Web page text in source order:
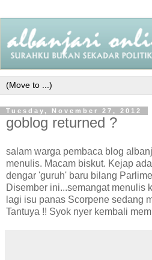
Tuesday, November 27, 2012
goblog returned ?
salam warga pembaca blog
menulis. Macam biskut. Kejap
dengar 'guruh' baru bilang
Disember ini...semangat menulis
lagi isu panas Scorpene sedang
Tantuya !! Syok nyer kembali